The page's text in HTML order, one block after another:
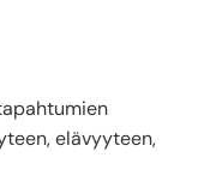
elävyyteen,